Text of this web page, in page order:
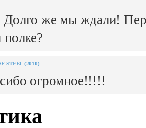
Долго же мы ждали!
STEEL (2010)
огромное!!!!!